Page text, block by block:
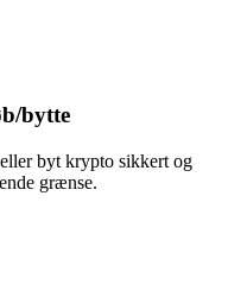
bytte
byt krypto sikkert og
grænse.